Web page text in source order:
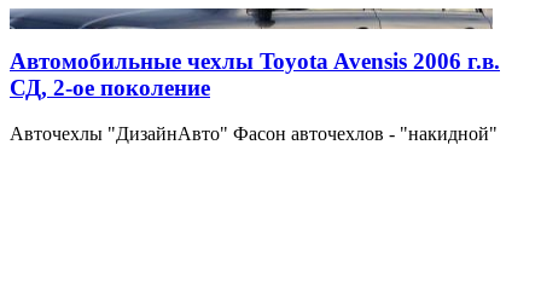
Автомобильные чехлы Toyota Avensis 2006 г.в.
СД, 2-ое поколение
Авточехлы "ДизайнАвто" Фасон авточехлов - "накидной"